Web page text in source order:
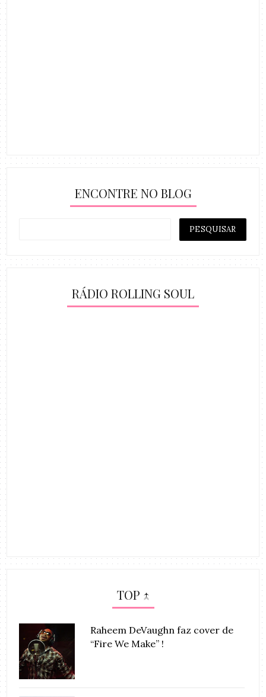
ENCONTRE NO BLOG
RÁDIO ROLLING SOUL
TOP ↑
Raheem DeVaughn faz cover de
“Fire We Make” !